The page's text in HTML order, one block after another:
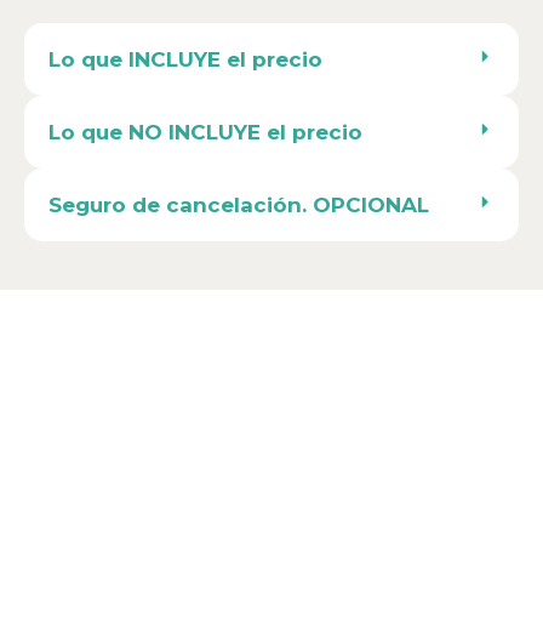
Lo que INCLUYE el precio
Lo que NO INCLUYE el precio
Seguro de cancelación. OPCIONAL